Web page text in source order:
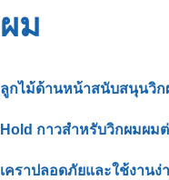
ผม
ลูกไม้ด้านหน้าสนับสนุนวิก
Hold กาวสําหรับวิกผมผม
เคราปลอดภัยและใช้งานง่